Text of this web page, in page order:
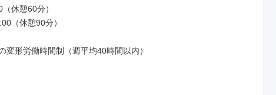
休憩60分）
（休憩90分）
変形労働時間制（週平均40時間以内）